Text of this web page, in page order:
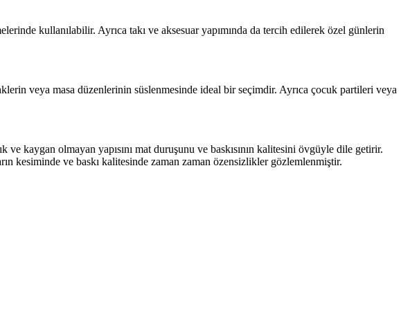
kullanılabilir. Ayrıca takı ve aksesuar yapımında da tercih edilerek özel günlerin
veya masa düzenlerinin süslenmesinde ideal bir seçimdir. Ayrıca çocuk partileri veya
kaygan olmayan yapısını mat duruşunu ve baskısının kalitesini övgüyle dile getirir.
kesiminde ve baskı kalitesinde zaman zaman özensizlikler gözlemlenmiştir.